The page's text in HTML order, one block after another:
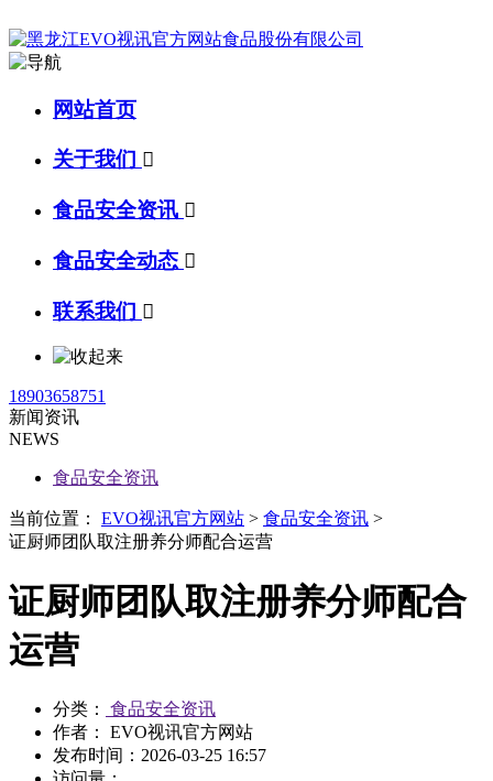
网站首页
关于我们 
食品安全资讯 
食品安全动态 
联系我们 
18903658751
新闻资讯
NEWS
食品安全资讯
当前位置： EVO视讯官方网站 > 食品安全资讯 >
证厨师团队取注册养分师配合运营
证厨师团队取注册养分师配合
运营
分类：
食品安全资讯
作者： EVO视讯官方网站
发布时间： 2026-03-25 16:57